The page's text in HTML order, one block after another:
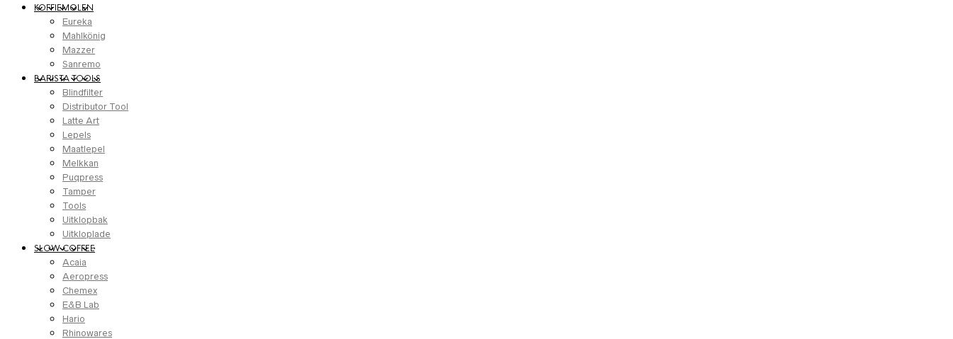
KOFFIEMOLEN
Eureka
Mahlkönig
Mazzer
Sanremo
BARISTA TOOLS
Blindfilter
Distributor Tool
Latte Art
Lepels
Maatlepel
Melkkan
Puqpress
Tamper
Tools
Uitklopbak
Uitkloplade
SLOW COFFEE
Acaia
Aeropress
Chemex
E&B Lab
Hario
Rhinowares